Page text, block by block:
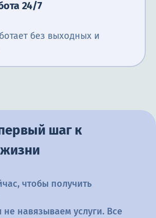
24/7
без выходных и
шаг к
чтобы получить
навязываем услуги. Все